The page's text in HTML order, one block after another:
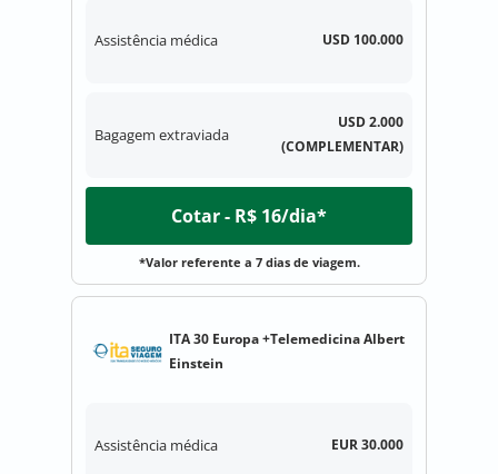
Assistência médica USD 100.000
Bagagem extraviada
USD 2.000
(COMPLEMENTAR)
Cotar - R$ 16/dia*
*Valor referente a 7 dias de viagem.
ITA 30 Europa +Telemedicina Albert
Einstein
Assistência médica EUR 30.000